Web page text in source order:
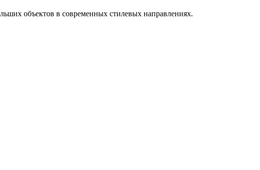
объектов в современных стилевых направлениях.